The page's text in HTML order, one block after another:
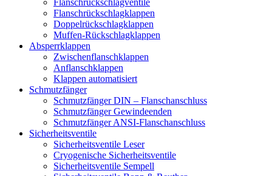
Flanschrückschlagventile
Flanschrückschlagklappen
Doppelrückschlagklappen
Muffen-Rückschlagklappen
Absperrklappen
Zwischenflanschklappen
Anflanschklappen
Klappen automatisiert
Schmutzfänger
Schmutzfänger DIN – Flanschanschluss
Schmutzfänger Gewindeenden
Schmutzfänger ANSI-Flanschanschluss
Sicherheitsventile
Sicherheitsventile Leser
Cryogenische Sicherheitsventile
Sicherheitsventile Sempell